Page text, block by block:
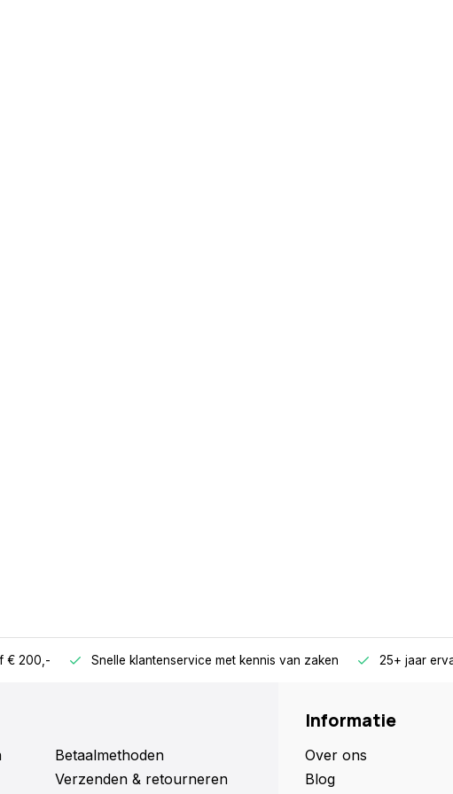
€ 200,- Snelle klantenservice met kennis van zaken 25+ jaar
Betaalmethoden
Verzenden & retourneren
Informatie
Over ons
Blog